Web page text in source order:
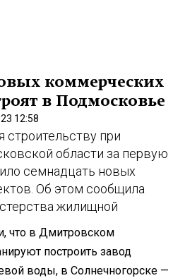
коммерческих
в Подмосковье
12:58
строительству при
области за первую
семнадцать новых
Об этом сообщила
жилищной
что в Дмитровском
построить завод
воды, в Солнечногорске —